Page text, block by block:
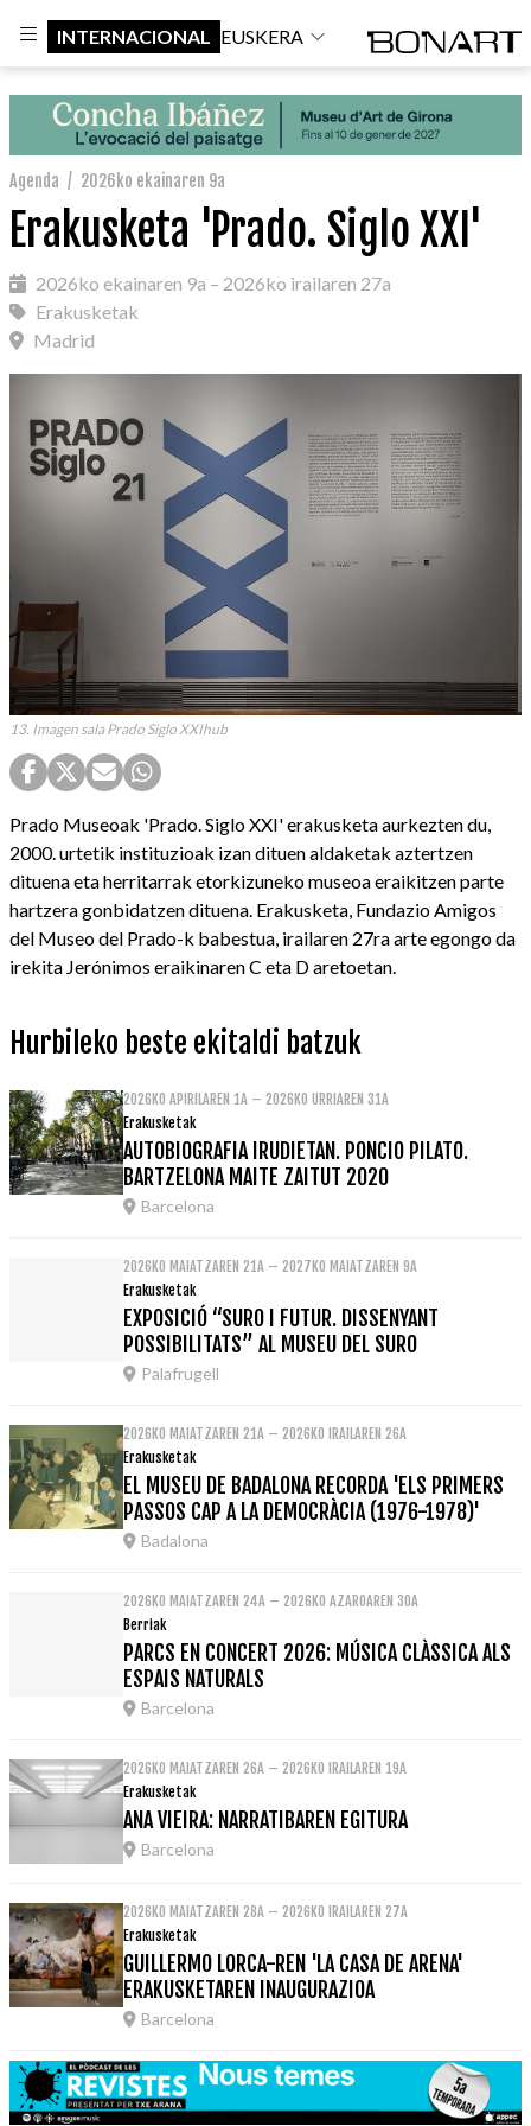
INTERNACIONAL EUSKERA
Agenda / 2026ko ekainaren 9a
Erakusketa 'Prado. Siglo XXI'
2026ko ekainaren 9a – 2026ko irailaren 27a
Erakusketak
Madrid
13. Imagen sala Prado Siglo XXIhub
Prado Museoak 'Prado. Siglo XXI' erakusketa aurkezten du,
2000. urtetik instituzioak izan dituen aldaketak aztertzen
dituena eta herritarrak etorkizuneko museoa eraikitzen parte
hartzera gonbidatzen dituena. Erakusketa, Fundazio Amigos
del Museo del Prado-k babestua, irailaren 27ra arte egongo da
irekita Jerónimos eraikinaren C eta D aretoetan.
Hurbileko beste ekitaldi batzuk
2026KO APIRILAREN 1A – 2026KO URRIAREN 31A
Erakusketak
AUTOBIOGRAFIA IRUDIETAN. PONCIO PILATO.
BARTZELONA MAITE ZAITUT 2020
Barcelona
2026KO MAIATZAREN 21A – 2027KO MAIATZAREN 9A
Erakusketak
EXPOSICIÓ “SURO I FUTUR. DISSENYANT
POSSIBILITATS” AL MUSEU DEL SURO
Palafrugell
2026KO MAIATZAREN 21A – 2026KO IRAILAREN 26A
Erakusketak
EL MUSEU DE BADALONA RECORDA 'ELS PRIMERS
PASSOS CAP A LA DEMOCRÀCIA (1976-1978)'
Badalona
2026KO MAIATZAREN 24A – 2026KO AZAROAREN 30A
Berriak
PARCS EN CONCERT 2026: MÚSICA CLÀSSICA ALS
ESPAIS NATURALS
Barcelona
2026KO MAIATZAREN 26A – 2026KO IRAILAREN 19A
Erakusketak
ANA VIEIRA: NARRATIBAREN EGITURA
Barcelona
2026KO MAIATZAREN 28A – 2026KO IRAILAREN 27A
Erakusketak
GUILLERMO LORCA-REN 'LA CASA DE ARENA'
ERAKUSKETAREN INAUGURAZIOA
Barcelona